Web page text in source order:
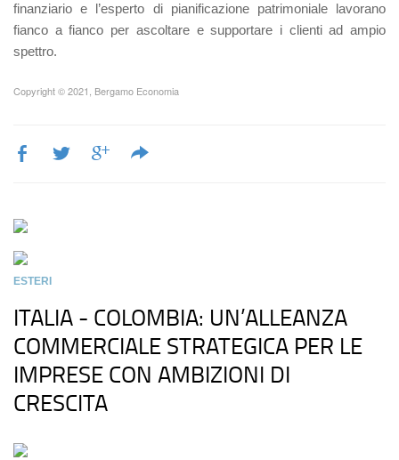
finanziario e l’esperto di pianificazione patrimoniale lavorano
fianco a fianco per ascoltare e supportare i clienti ad ampio
spettro.
Copyright © 2021, Bergamo Economia
ESTERI
ITALIA - COLOMBIA: UN’ALLEANZA
COMMERCIALE STRATEGICA PER LE
IMPRESE CON AMBIZIONI DI
CRESCITA